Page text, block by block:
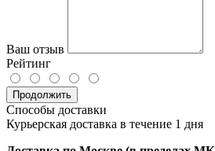
Ваш отзыв
Рейтинг
Продолжить
Способы доставки
Курьерская доставка в течение 1 дня